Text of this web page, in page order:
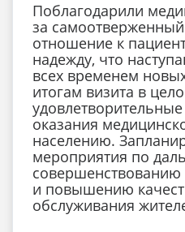
Поблагодарили
за самоотверженный
отношение к
надежду, что
всех временем
итогам визита в
оказания
населению.
мероприятия по
и повышению
обслуживания